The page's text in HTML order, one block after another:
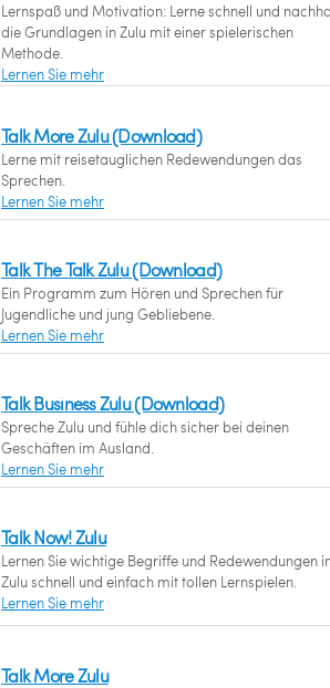
Lernspaß und Motivation: Lerne schnell und
die Grundlagen in Zulu mit einer spielerischen
Methode.
Lernen Sie mehr
Talk More Zulu (Download)
Lerne mit reisetauglichen Redewendungen das
Sprechen.
Lernen Sie mehr
Talk The Talk Zulu (Download)
Ein Programm zum Hören und Sprechen für
Jugendliche und jung Gebliebene.
Lernen Sie mehr
Talk Business Zulu (Download)
Spreche Zulu und fühle dich sicher bei deinen
Geschäften im Ausland.
Lernen Sie mehr
Talk Now! Zulu
Lernen Sie wichtige Begriffe und Redewendungen
Zulu schnell und einfach mit tollen Lernspielen.
Lernen Sie mehr
Talk More Zulu